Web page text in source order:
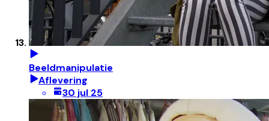
Beeldmanipulatie
Aflevering
30 jul 25